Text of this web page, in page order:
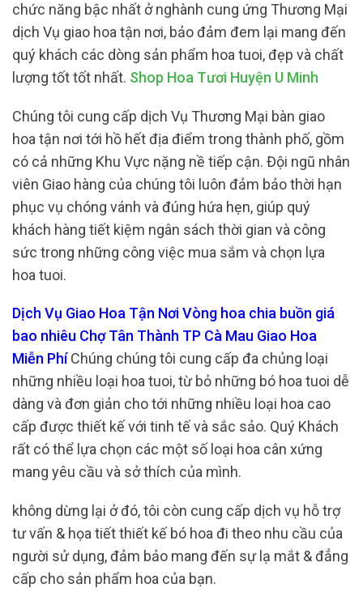
chức năng bậc nhất ở nghành cung ứng Thương Mại
dịch Vụ giao hoa tận nơi, bảo đảm đem lại mang đến
quý khách các dòng sản phẩm hoa tuoi, đẹp và chất
lượng tốt tốt nhất. Shop Hoa Tươi Huyện U Minh
Chúng tôi cung cấp dịch Vụ Thương Mại bàn giao
hoa tận nơi tới hồ hết địa điểm trong thành phố, gồm
có cả những Khu Vực nặng nề tiếp cận. Đội ngũ nhân
viên Giao hàng của chúng tôi luôn đảm bảo thời hạn
phục vụ chóng vánh và đúng hứa hẹn, giúp quý
khách hàng tiết kiệm ngân sách thời gian và công
sức trong những công việc mua sắm và chọn lựa
hoa tuoi.
Dịch Vụ Giao Hoa Tận Nơi Vòng hoa chia buồn giá
bao nhiêu Chợ Tân Thành TP Cà Mau Giao Hoa
Miễn PhíChúng chúng tôi cung cấp đa chủng loại
những nhiều loại hoa tuoi, từ bỏ những bó hoa tuoi dễ
dàng và đơn giản cho tới những nhiều loại hoa cao
cấp được thiết kế với tinh tế và sắc sảo. Quý Khách
rất có thể lựa chọn các một số loại hoa cân xứng
mang yêu cầu và sở thích của mình.
không dừng lại ở đó, tôi còn cung cấp dịch vụ hỗ trợ
tư vấn & họa tiết thiết kế bó hoa đi theo nhu cầu của
người sử dụng, đảm bảo mang đến sự lạ mắt & đẳng
cấp cho sản phẩm hoa của bạn.